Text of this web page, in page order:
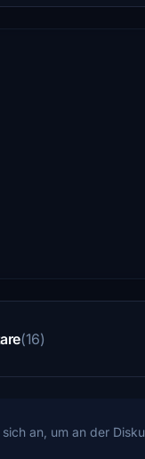
(16)
an, um an der